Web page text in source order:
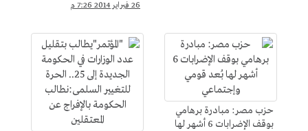
مظاهر الظلم والبغي
26 فبراير 2014 7:26 م
حزب مصر: مبادرة برهامي
بوقف الإضرابات 6 أشهر لها